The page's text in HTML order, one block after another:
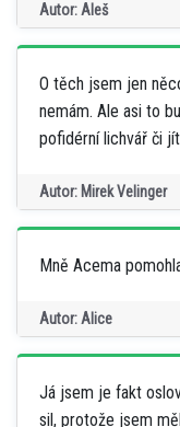
Autor: Aleš
O těch jsem jen
nemám. Ale asi to
pofidérní lichvář či
Autor: Mirek Velinger
Mně Acema
Autor: Alice
Já jsem je fakt
sil, protože jsem